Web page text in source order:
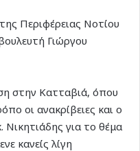
Περιφέρειας Νοτίου
Γιώργου
στην Κατταβιά, όπου
οι ανακρίβειες και ο
Νικητιάδης για το θέμα
κανείς λίγη